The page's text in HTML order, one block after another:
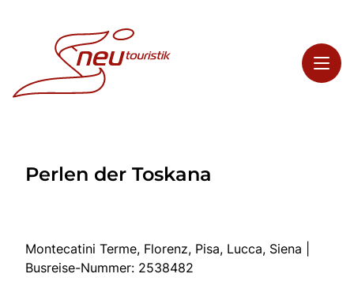
Highlights
Perlen der Toskana
Montecatini Terme, Florenz, Pisa, Lucca, Siena |
Busreise-Nummer: 2538482